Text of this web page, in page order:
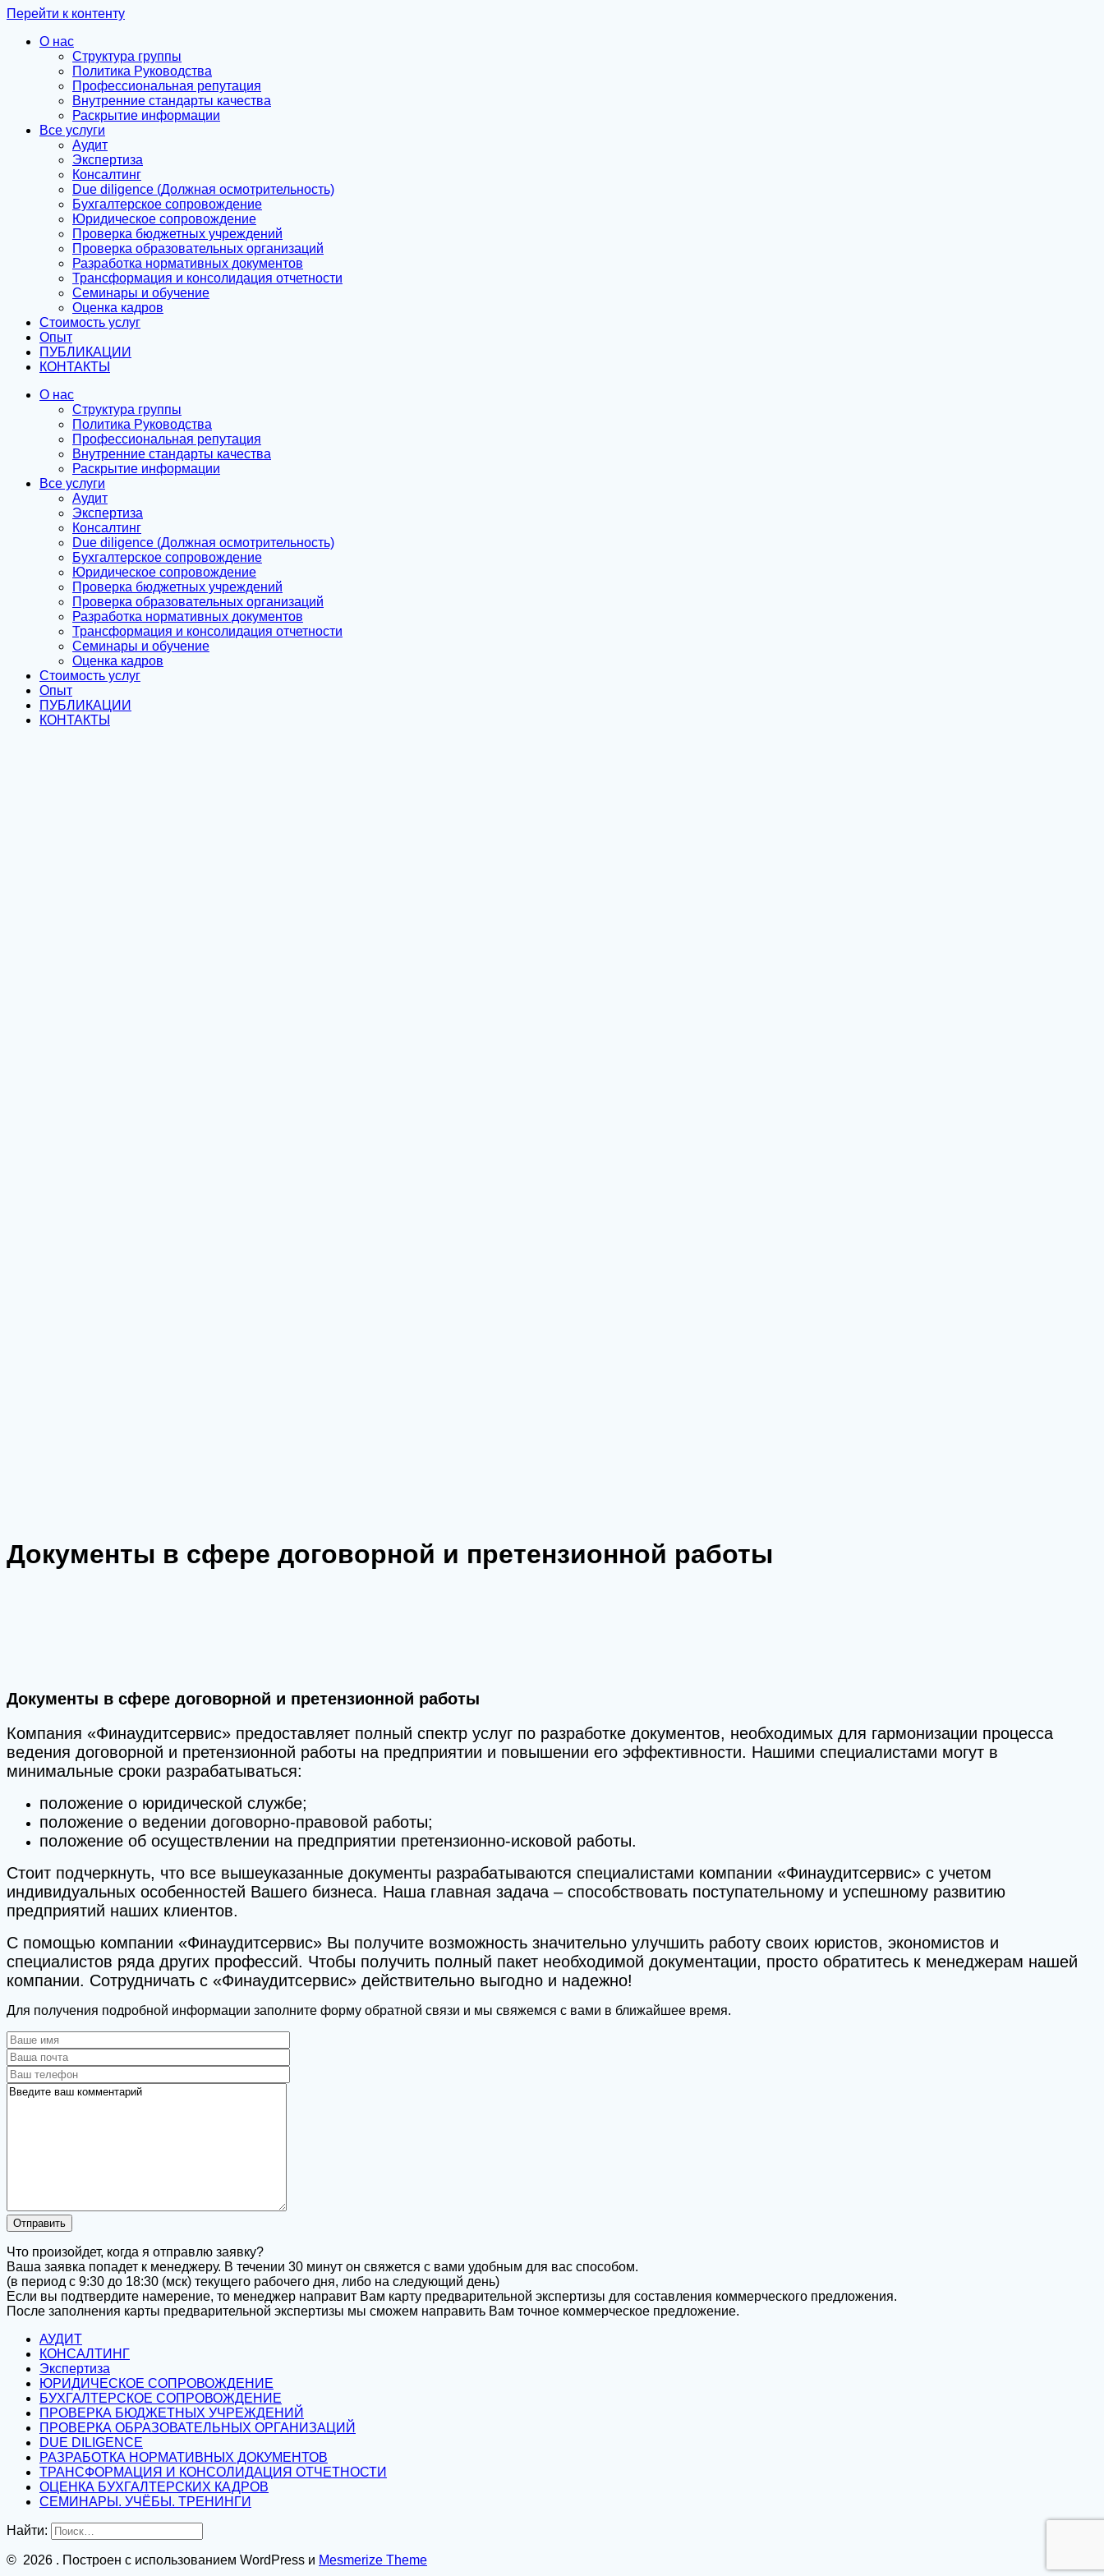
Перейти к контенту
О нас
Структура группы
Политика Руководства
Профессиональная репутация
Внутренние стандарты качества
Раскрытие информации
Все услуги
Аудит
Экспертиза
Консалтинг
Due diligence (Должная осмотрительность)
Бухгалтерское сопровождение
Юридическое сопровождение
Проверка бюджетных учреждений
Проверка образовательных организаций
Разработка нормативных документов
Трансформация и консолидация отчетности
Семинары и обучение
Оценка кадров
Стоимость услуг
Опыт
ПУБЛИКАЦИИ
КОНТАКТЫ
О нас
Структура группы
Политика Руководства
Профессиональная репутация
Внутренние стандарты качества
Раскрытие информации
Все услуги
Аудит
Экспертиза
Консалтинг
Due diligence (Должная осмотрительность)
Бухгалтерское сопровождение
Юридическое сопровождение
Проверка бюджетных учреждений
Проверка образовательных организаций
Разработка нормативных документов
Трансформация и консолидация отчетности
Семинары и обучение
Оценка кадров
Стоимость услуг
Опыт
ПУБЛИКАЦИИ
КОНТАКТЫ
Документы в сфере договорной и претензионной работы
Документы в сфере договорной и претензионной работы
Компания «Финаудитсервис» предоставляет полный спектр услуг по разработке документов, необходимых для гармонизации процесса
ведения договорной и претензионной работы на предприятии и повышении его эффективности. Нашими специалистами могут в
минимальные сроки разрабатываться:
положение о юридической службе;
положение о ведении договорно-правовой работы;
положение об осуществлении на предприятии претензионно-исковой работы.
Стоит подчеркнуть, что все вышеуказанные документы разрабатываются специалистами компании «Финаудитсервис» с учетом
индивидуальных особенностей Вашего бизнеса. Наша главная задача – способствовать поступательному и успешному развитию
предприятий наших клиентов.
С помощью компании «Финаудитсервис» Вы получите возможность значительно улучшить работу своих юристов, экономистов и
специалистов ряда других профессий. Чтобы получить полный пакет необходимой документации, просто обратитесь к менеджерам нашей
компании. Сотрудничать с «Финаудитсервис» действительно выгодно и надежно!
Для получения подробной информации заполните форму обратной связи и мы свяжемся с вами в ближайшее время.
Что произойдет, когда я отправлю заявку?
Ваша заявка попадет к менеджеру. В течении 30 минут он свяжется с вами удобным для вас способом.
(в период с 9:30 до 18:30 (мск) текущего рабочего дня, либо на следующий день)
Если вы подтвердите намерение, то менеджер направит Вам карту предварительной экспертизы для составления коммерческого предложения.
После заполнения карты предварительной экспертизы мы сможем направить Вам точное коммерческое предложение.
АУДИТ
КОНСАЛТИНГ
Экспертиза
ЮРИДИЧЕСКОЕ СОПРОВОЖДЕНИЕ
БУХГАЛТЕРСКОЕ СОПРОВОЖДЕНИЕ
ПРОВЕРКА БЮДЖЕТНЫХ УЧРЕЖДЕНИЙ
ПРОВЕРКА ОБРАЗОВАТЕЛЬНЫХ ОРГАНИЗАЦИЙ
DUE DILIGENCE
РАЗРАБОТКА НОРМАТИВНЫХ ДОКУМЕНТОВ
ТРАНСФОРМАЦИЯ И КОНСОЛИДАЦИЯ ОТЧЕТНОСТИ
ОЦЕНКА БУХГАЛТЕРСКИХ КАДРОВ
СЕМИНАРЫ. УЧЁБЫ. ТРЕНИНГИ
Найти:
© 2026 . Построен с использованием WordPress и Mesmerize Theme